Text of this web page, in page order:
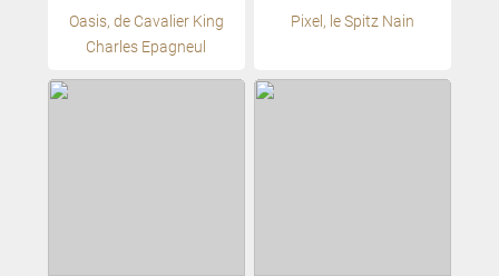
Oasis, de Cavalier King
Charles Epagneul
Pixel, le Spitz Nain